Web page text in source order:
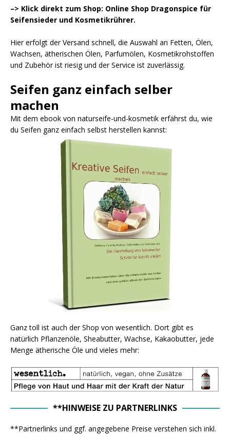
–> Klick direkt zum Shop: Online Shop Dragonspice für
Seifensieder und Kosmetikrührer.
Hier erfolgt der Versand schnell, die Auswahl an Fetten, Ölen,
Wachsen, ätherischen Ölen, Parfumölen, Kosmetikrohstoffen
und Zubehör ist riesig und der Service ist zuverlässig.
Seifen ganz einfach selber
machen
Mit dem ebook von naturseife-und-kosmetik erfährst du, wie
du Seifen ganz einfach selbst herstellen kannst:
Ganz toll ist auch der Shop von wesentlich. Dort gibt es
natürlich Pflanzenöle, Sheabutter, Wachse, Kakaobutter, jede
Menge ätherische Öle und vieles mehr:
**HINWEISE ZU PARTNERLINKS
**Partnerlinks und ggf. angegebene Preise verstehen sich inkl.